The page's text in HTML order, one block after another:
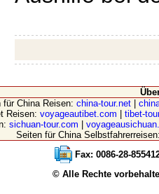
für China Reisen: china-tour.net|
Reisen: voyageautibet.com
tibet-
sichuan-tour.com
Seiten für China
Fax: 0086-28-
© Alle Rechte